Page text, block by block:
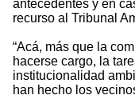
antecedentes y en
recurso al Tribunal
“Acá, más que la
hacerse cargo, la
institucionalidad
han hecho los